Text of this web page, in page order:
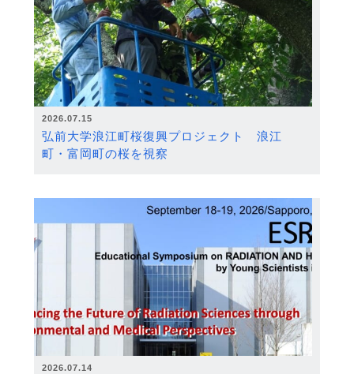
2026.07.15
弘前大学浪江町桜復興プロジェクト 浪江
町・富岡町の桜を視察
2026.07.14